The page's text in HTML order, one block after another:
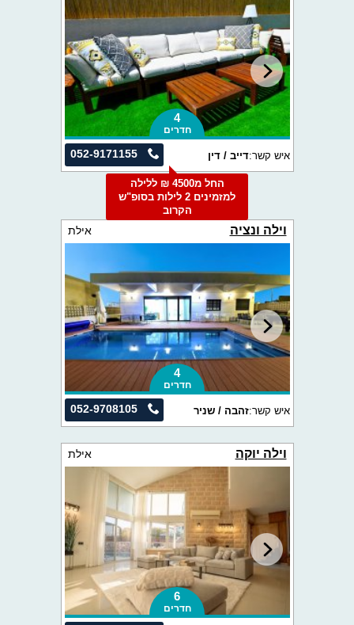
4
חדרים
052-9171155 איש קשר:דייב / דין
החל מ4500 ₪ ללילה
למזמינים 2 לילות בסופ"ש
הקרוב
וילה ונציה אילת
4
חדרים
052-9708105 איש קשר:זהבה / שניר
וילה יוקה אילת
6
חדרים